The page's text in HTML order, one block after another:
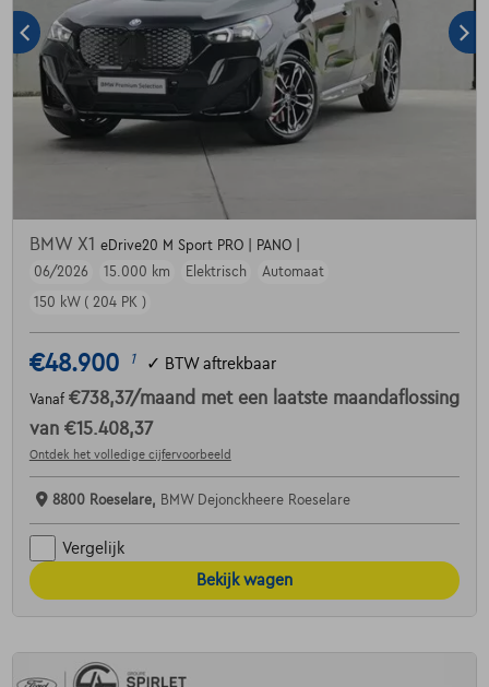
BMW X1 eDrive20 M Sport PRO | PANO |
06/2026
15.000 km Elektrisch
Automaat
150 kW ( 204 PK )
€48.900 1 ✓ BTW aftrekbaar
Vanaf €738,37/maand met een laatste maandaflossing
van €15.408,37
Ontdek het volledige cijfervoorbeeld
8800 Roeselare, BMW Dejonckheere Roeselare
Vergelijk
Bekijk wagen